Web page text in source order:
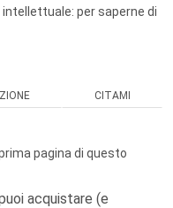
intellettuale: per saperne di
CITAMI
pagina di questo
acquistare (e